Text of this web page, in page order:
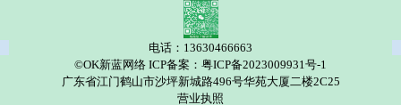
电话：13630466663
©OK新蓝网络 ICP备案：粤ICP备2023009931号-1
广东省江门鹤山市沙坪新城路496号华苑大厦二楼2C25
营业执照